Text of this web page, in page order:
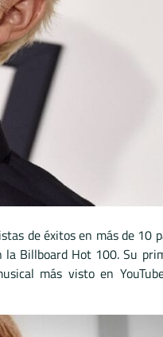
de éxitos en más de 10
Billboard Hot 100. Su
más visto en